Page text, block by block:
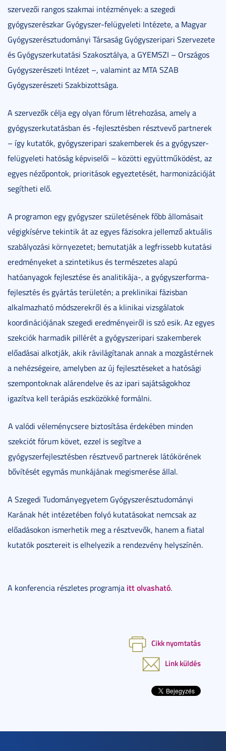
szervezői rangos szakmai intézmények: a szegedi
gyógyszerészkar Gyógyszer-felügyeleti Intézete, a Magyar
Gyógyszerésztudományi Társaság Gyógyszeripari Szervezete
és Gyógyszerkutatási Szakosztálya, a GYEMSZI – Országos
Gyógyszerészeti Intézet –, valamint az MTA SZAB
Gyógyszerészeti Szakbizottsága.
A szervezők célja egy olyan fórum létrehozása, amely a
gyógyszerkutatásban és -fejlesztésben résztvevő partnerek
– így kutatók, gyógyszeripari szakemberek és a gyógyszer-
felügyeleti hatóság képviselői – közötti együttműködést, az
egyes nézőpontok, prioritások egyeztetését, harmonizációját
segítheti elő.
A programon egy gyógyszer születésének főbb állomásait
végigkísérve tekintik át az egyes fázisokra jellemző aktuális
szabályozási környezetet; bemutatják a legfrissebb kutatási
eredményeket a szintetikus és természetes alapú
hatóanyagok fejlesztése és analitikája-, a gyógyszerforma-
fejlesztés és gyártás területén; a preklinikai fázisban
alkalmazható módszerekről és a klinikai vizsgálatok
koordinációjának szegedi eredményeiről is szó esik. Az egyes
szekciók harmadik pillérét a gyógyszeripari szakemberek
előadásai alkotják, akik rávilágítanak annak a mozgástérnek
a nehézségeire, amelyben az új fejlesztéseket a hatósági
szempontoknak alárendelve és az ipari sajátságokhoz
igazítva kell terápiás eszközökké formálni.
A valódi véleménycsere biztosítása érdekében minden
szekciót fórum követ, ezzel is segítve a
gyógyszerfejlesztésben résztvevő partnerek látókörének
bővítését egymás munkájának megismerése állal.
A Szegedi Tudományegyetem Gyógyszerésztudományi
Karának hét intézetében folyó kutatásokat nemcsak az
előadásokon ismerhetik meg a résztvevők, hanem a fiatal
kutatók posztereit is elhelyezik a rendezvény helyszínén.
A konferencia részletes programja itt olvasható.
Cikk nyomtatás
Link küldés